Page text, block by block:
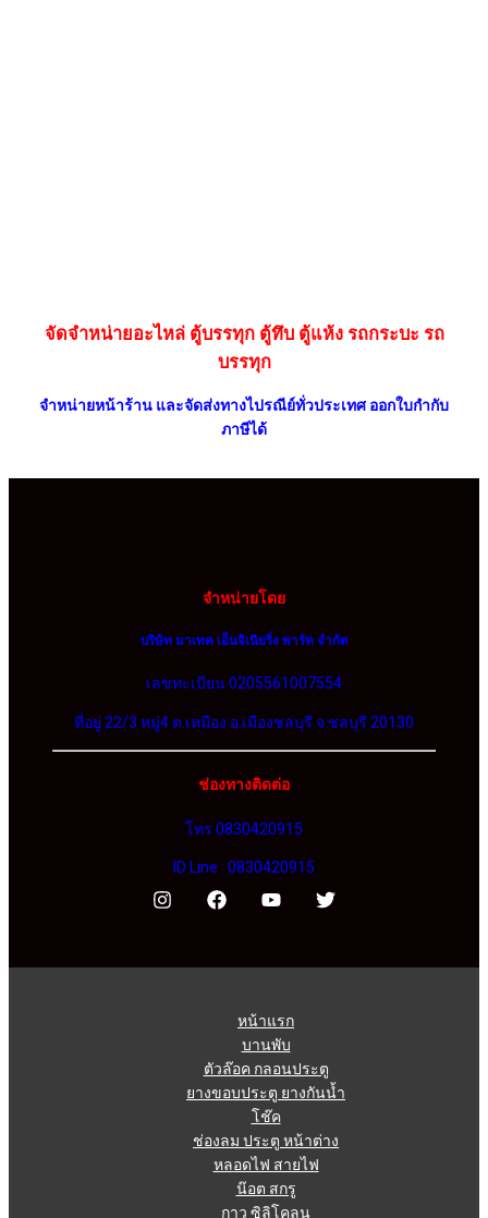
จัดจำหน่ายอะไหล่ ตู้บรรทุก ตู้ทึบ ตู้แห้ง รถกระบะ รถ
บรรทุก
จำหน่ายหน้าร้าน และจัดส่งทางไปรณีย์ทั่วประเทศ ออกใบกำกับ
ภาษีได้
จำหน่ายโดย
บริษัท มาเทค เอ็นจิเนียริ่ง พาร์ท จำกัด
เลขทะเบียน 0205561007554
ที่อยู่ 22/3 หมู่4 ต.เหมือง อ.เมืองชลบุรี จ.ชลบุรี 20130
ช่องทางติดต่อ
โทร 0830420915
ID Line : 0830420915
หน้าแรก
บานพับ
ตัวล๊อค กลอนประตู
ยางขอบประตู ยางกันน้ำ
โช๊ค
ช่องลม ประตู หน้าต่าง
หลอดไฟ สายไฟ
น๊อต สกรู